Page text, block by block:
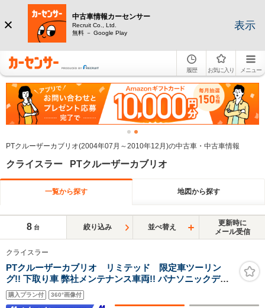
中古車情報カーセンサー
Recruit Co., Ltd.
無料 － Google Play
表示
履歴 お気に入り メニュー
PTクルーザーカブリオ(2004年07月～2010年12月)の中古車・中古車情報
クライスラー PTクルーザーカブリオ
一覧から探す 地図から探す
8 台 絞り込み 並べ替え
更新時に
メール受信
クライスラー
PTクルーザーカブリオ リミテッド 限定車ツーリン
グ!! 下取り車 弊社メンテナンス車両!! パナソニックディ
スプレーナビ&バックカメラ付き HIDキセノン オートク
ルーズコントロール メッキアルミホイール 電動オープン
購入プラン付 360°画像付